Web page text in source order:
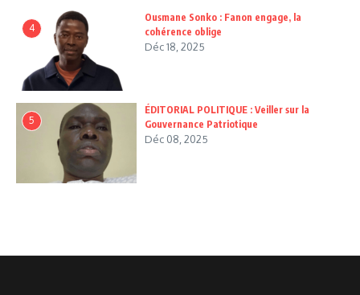
4
Ousmane Sonko : Fanon engage, la
cohérence oblige
Déc 18, 2025
5
ÉDITORIAL POLITIQUE : Veiller sur la
Gouvernance Patriotique
Déc 08, 2025